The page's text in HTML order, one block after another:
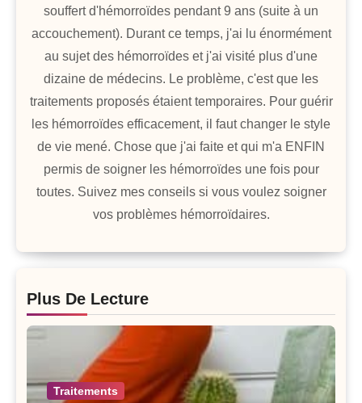
souffert d'hémorroïdes pendant 9 ans (suite à un
accouchement). Durant ce temps, j'ai lu énormément
au sujet des hémorroïdes et j'ai visité plus d'une
dizaine de médecins. Le problème, c'est que les
traitements proposés étaient temporaires. Pour guérir
les hémorroïdes efficacement, il faut changer le style
de vie mené. Chose que j'ai faite et qui m'a ENFIN
permis de soigner les hémorroïdes une fois pour
toutes. Suivez mes conseils si vous voulez soigner
vos problèmes hémorroïdaires.
Plus De Lecture
Traitements